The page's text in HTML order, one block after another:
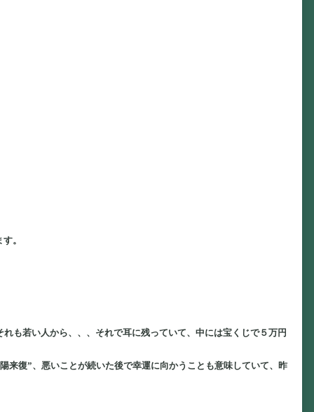
。
も若い人から、、、それで耳に残っていて、中には宝くじで５万円
来復”、悪いことが続いた後で幸運に向かうことも意味していて、昨